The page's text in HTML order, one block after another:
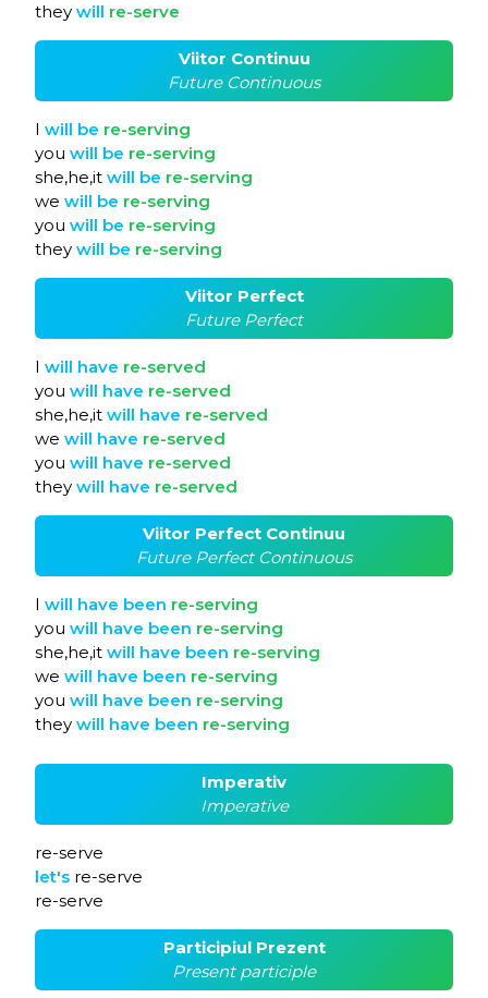
they will re-serve
Viitor Continuu
Future Continuous
I will be re-serving
you will be re-serving
she,he,it will be re-serving
we will be re-serving
you will be re-serving
they will be re-serving
Viitor Perfect
Future Perfect
I will have re-served
you will have re-served
she,he,it will have re-served
we will have re-served
you will have re-served
they will have re-served
Viitor Perfect Continuu
Future Perfect Continuous
I will have been re-serving
you will have been re-serving
she,he,it will have been re-serving
we will have been re-serving
you will have been re-serving
they will have been re-serving
Imperativ
Imperative
re-serve
let's re-serve
re-serve
Participiul Prezent
Present participle